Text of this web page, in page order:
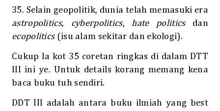
35. Selain geopolitik, dunia telah memasuki era
astropolitics, cyberpolitics,hate politicsdan
ecopolitics(isu alam sekitar dan ekologi).
Cukup la kot 35 coretan ringkas di dalam DTT
III ini ye. Untuk details korang memang kena
baca buku tuh sendiri.
DDT III adalah antara buku ilmiah yang best